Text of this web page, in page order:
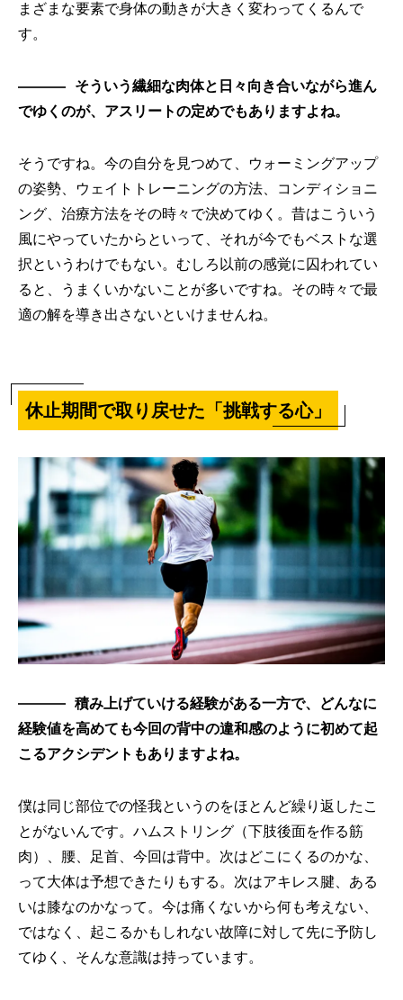
まざまな要素で身体の動きが大きく変わってくるんで
す。
そういう繊細な肉体と日々向き合いながら進ん
でゆくのが、アスリートの定めでもありますよね。
そうですね。今の自分を見つめて、ウォーミングアップ
の姿勢、ウェイトトレーニングの方法、コンディショニ
ング、治療方法をその時々で決めてゆく。昔はこういう
風にやっていたからといって、それが今でもベストな選
択というわけでもない。むしろ以前の感覚に囚われてい
ると、うまくいかないことが多いですね。その時々で最
適の解を導き出さないといけませんね。
休止期間で取り戻せた「挑戦する心」
積み上げていける経験がある一方で、どんなに
経験値を高めても今回の背中の違和感のように初めて起
こるアクシデントもありますよね。
僕は同じ部位での怪我というのをほとんど繰り返したこ
とがないんです。ハムストリング（下肢後面を作る筋
肉）、腰、足首、今回は背中。次はどこにくるのかな、
って大体は予想できたりもする。次はアキレス腱、ある
いは膝なのかなって。今は痛くないから何も考えない、
ではなく、起こるかもしれない故障に対して先に予防し
てゆく、そんな意識は持っています。